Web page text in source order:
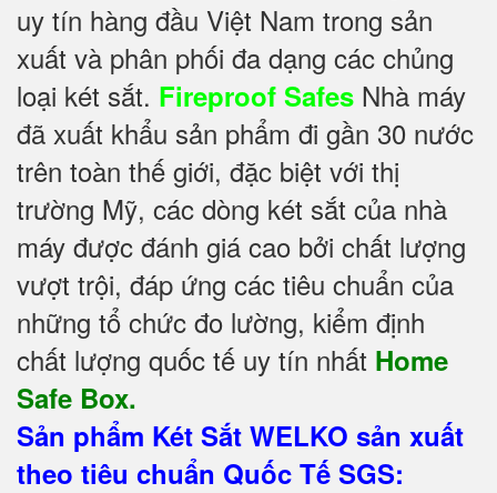
uy tín hàng đầu Việt Nam trong sản
xuất và phân phối đa dạng các chủng
loại két sắt. Fireproof Safes Nhà máy
đã xuất khẩu sản phẩm đi gần 30 nước
trên toàn thế giới, đặc biệt với thị
trường Mỹ, các dòng két sắt của nhà
máy được đánh giá cao bởi chất lượng
vượt trội, đáp ứng các tiêu chuẩn của
những tổ chức đo lường, kiểm định
chất lượng quốc tế uy tín nhất Home
Safe Box.
Sản phẩm Két Sắt WELKO sản xuất
theo tiêu chuẩn Quốc Tế SGS: